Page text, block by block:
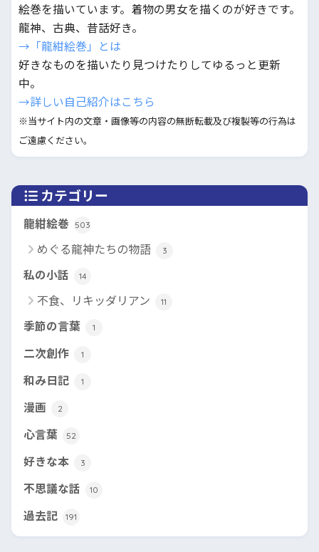
絵巻を描いています。着物の男女を描くのが好きです。
龍神、古典、昔話好き。
→「龍紺絵巻」とは
好きなものを描いたり見つけたりしてゆるっと更新
中。
→詳しい自己紹介はこちら
※当サイト内の文章・画像等の内容の無断転載及び複製等の行為は
ご遠慮ください。
カテゴリー
龍紺絵巻 503
めぐる龍神たちの物語 3
私の小話 14
不食、リキッダリアン 11
季節の言葉 1
二次創作 1
和み日記 1
漫画 2
心言葉 52
好きな本 3
不思議な話 10
過去記 191